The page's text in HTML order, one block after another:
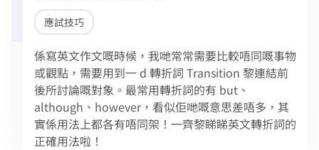
應試技巧
係寫英文作文嘅時候，我哋常常需要比較唔同嘅事物
或觀點，需要用到一 d 轉折詞 Transition 黎連結前
後所討論嘅對象。最常用轉折詞的有 but、
although、however，看似佢哋嘅意思差唔多，其
實係用法上都各有唔同架！一齊黎睇睇英文轉折詞的
正確用法啦！